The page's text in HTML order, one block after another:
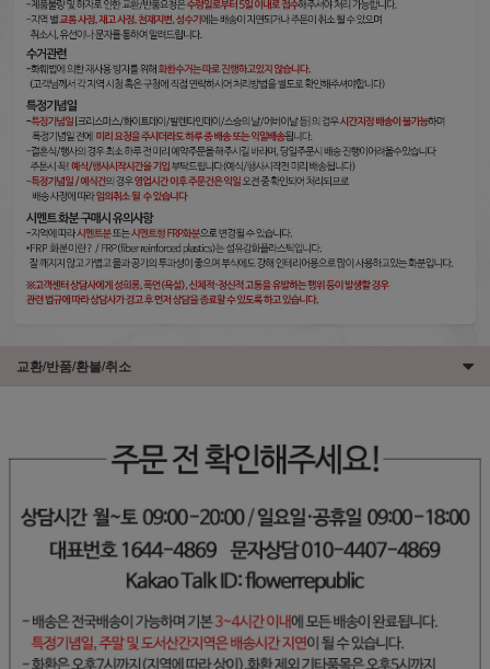
교환/반품/환불/취소